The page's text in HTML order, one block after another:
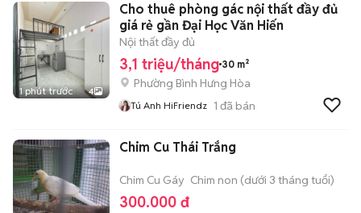
1 phút trước 4
Cho thuê phòng gác nội thất đầy đủ
giá rẻ gần Đại Học Văn Hiến
Nội thất đầy đủ
3,1 triệu/tháng 30 m²
Phường Bình Hưng Hòa
Tú Anh HiFriendz 1 đã bán
Chim Cu Thái Trắng
Chim Cu Gáy Chim non (dưới 3 tháng tuổi)
300.000 đ